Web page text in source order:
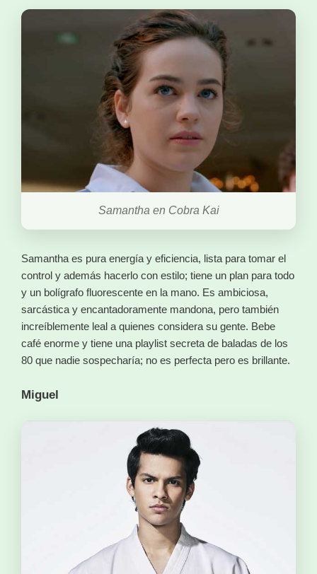
Samantha en Cobra Kai
Samantha es pura energía y eficiencia, lista para tomar el
control y además hacerlo con estilo; tiene un plan para todo
y un bolígrafo fluorescente en la mano. Es ambiciosa,
sarcástica y encantadoramente mandona, pero también
increíblemente leal a quienes considera su gente. Bebe
café enorme y tiene una playlist secreta de baladas de los
80 que nadie sospecharía; no es perfecta pero es brillante.
Miguel